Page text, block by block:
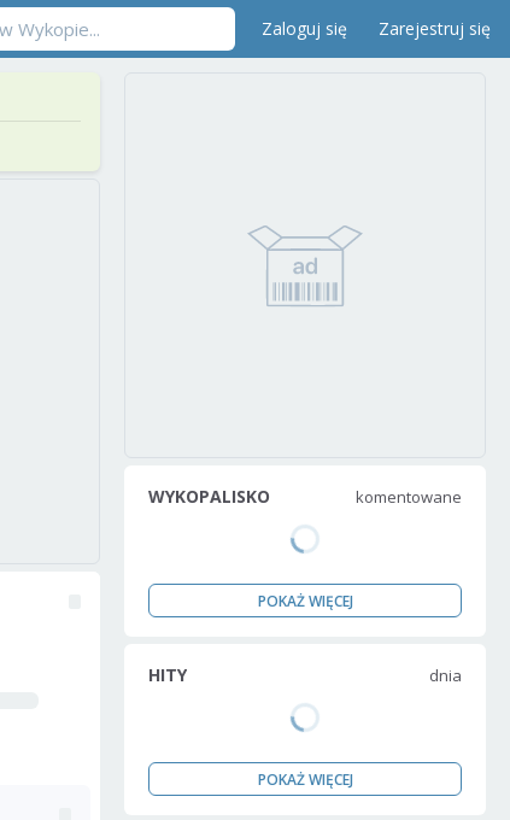
Zaloguj się Zarejestruj się
WYKOPALISKO komentowane
POKAŻ WIĘCEJ
HITY dnia
POKAŻ WIĘCEJ